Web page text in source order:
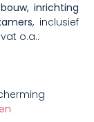
bouw, inrichting
, inclusief
o.a.: